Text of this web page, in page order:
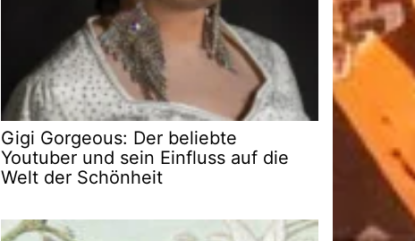
Gigi Gorgeous: Der beliebte
Youtuber und sein Einfluss auf die
Welt der Schönheit